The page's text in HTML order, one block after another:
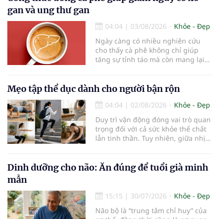
Trung tâm Nhãn nhi và Kiểm soát
Đô đưa vào hoạt động ngày 1/8.
gan và ung thư gan
04:04 | 03/08/2026
Khỏe - Đẹp
Ngày càng có nhiều nghiên cứu
cho thấy cà phê không chỉ giúp
tăng sự tỉnh táo mà còn mang lại
đóng vai trò lọc độc tố, chuyển hóa
thuốc và dự trữ nhiều vitamin,
khoáng chất thiết yếu nhưng cũng
rất dễ bị tổn thương…
Mẹo tập thể dục dành cho người bận rộn
04:04 | 02/08/2026
Khỏe - Đẹp
Duy trì vận động đóng vai trò quan
trọng đối với cả sức khỏe thể chất
lẫn tinh thần. Tuy nhiên, giữa nhịp
cho các hoạt động tập luyện
thường trở thành một thách thức
Dinh dưỡng cho não: Ăn đúng để tuổi già minh
mẫn
15:15 | 30/07/2026
Khỏe - Đẹp
Não bộ là “trung tâm chỉ huy” của